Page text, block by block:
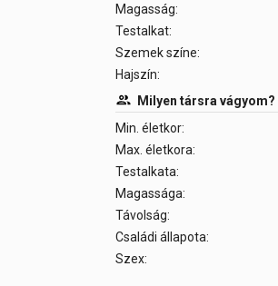
Magasság:
Testalkat:
Szemek színe:
Hajszín:
Milyen társra vágyom?
Min. életkor:
Max. életkora:
Testalkata:
Magassága:
Távolság:
Családi állapota:
Szex: